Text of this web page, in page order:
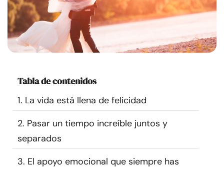
Ayuda
Cursos
Recursos
Comunidad
Encuentra un terapeuta
Idioma
Tabla de contenidos
1. La vida está llena de felicidad
2. Pasar un tiempo increíble juntos y
separados
3. El apoyo emocional que siempre has